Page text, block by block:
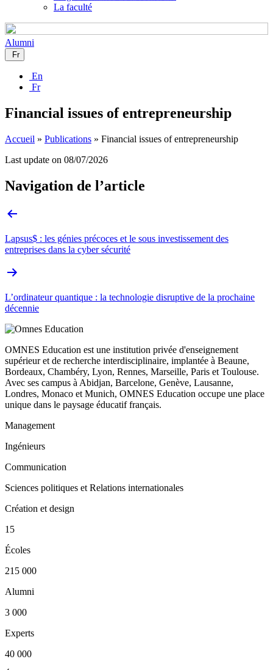
La faculté
Alumni
Fr
En
Fr
Financial issues of entrepreneurship
Accueil » Publications » Financial issues of entrepreneurship
Last update on 08/07/2026
Navigation de l’article
Lapsus$ : les génies précoces et le sous investissement des
entreprises dans la cyber sécurité
L’ordinateur quantique : la technologie disruptive de la prochaine
décennie
OMNES Education est une institution privée d'enseignement
supérieur et de recherche interdisciplinaire, implantée à Beaune,
Bordeaux, Chambéry, Lyon, Rennes, Marseille, Paris et Toulouse.
Avec ses campus à Abidjan, Barcelone, Genève, Lausanne,
Londres, Monaco et Munich, OMNES Education occupe une place
unique dans le paysage éducatif français.
Management
Ingénieurs
Communication
Sciences politiques et Relations internationales
Création et design
15
Écoles
215 000
Alumni
3 000
Experts
40 000